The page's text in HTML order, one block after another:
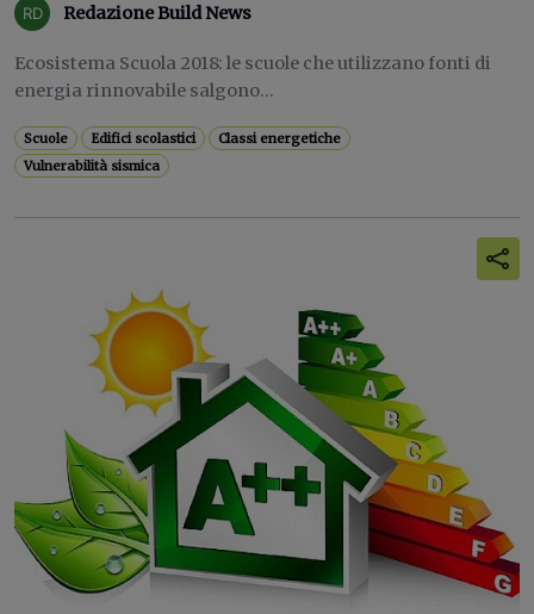
Redazione Build News
Ecosistema Scuola 2018: le scuole che utilizzano fonti di
energia rinnovabile salgono...
Scuole Edifici scolastici
Classi energetiche
Vulnerabilità sismica